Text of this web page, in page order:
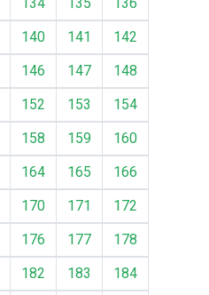
140 141
142
146 147
148
152 153
154
158 159
160
164 165
166
170 171
172
176 177
178
182 183
184